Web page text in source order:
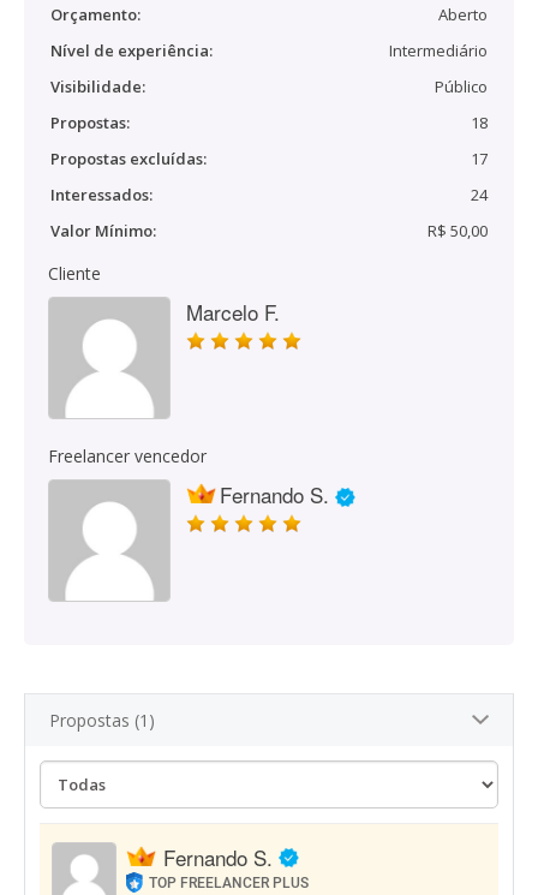
Orçamento:
Aberto
Nível de experiência:
Intermediário
Visibilidade:
Público
Propostas:
18
Propostas excluídas:
17
Interessados:
24
Valor Mínimo:
R$ 50,00
Cliente
Marcelo F.
Freelancer vencedor
Fernando S.
Propostas (1)
Fernando S.
TOP FREELANCER PLUS